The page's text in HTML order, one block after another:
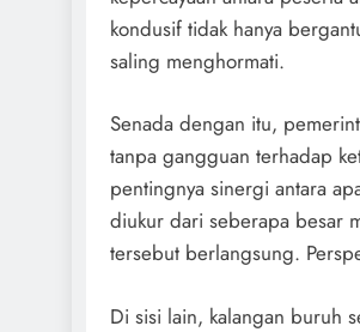
kondusif tidak hanya
saling menghormati.
Senada dengan itu,
tanpa gangguan terhadap
pentingnya sinergi antara
diukur dari seberapa besar
tersebut berlangsung.
Di sisi lain, kalangan buruh